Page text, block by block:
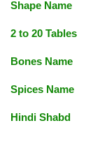
Shape Name
2 to 20 Tables
Bones Name
Spices Name
Hindi Shabd